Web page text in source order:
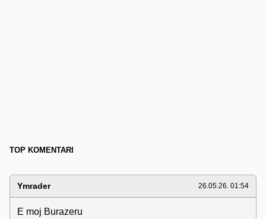
TOP KOMENTARI
Ymrader 26.05.26. 01:54
E moj Burazeru